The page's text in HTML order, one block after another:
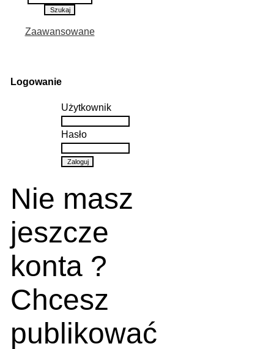
Zaawansowane
Logowanie
Użytkownik
Hasło
Nie masz
jeszcze
konta ?
Chcesz
publikować